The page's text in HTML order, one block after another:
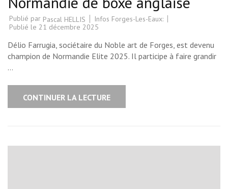
Publié par Pascal HELLIS
Infos Forges-Les-Eaux:
Publié le 21 décembre 2025
Délio Farrugia, sociétaire du Noble art de Forges, est devenu
champion de Normandie Elite 2025. Il participe à faire grandir
…
CONTINUER LA LECTURE